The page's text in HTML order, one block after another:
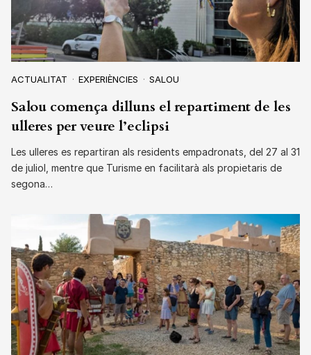
ACTUALITAT EXPERIÈNCIES SALOU
Salou comença dilluns el repartiment de les
ulleres per veure l’eclipsi
Les ulleres es repartiran als residents empadronats, del 27 al 31
de juliol, mentre que Turisme en facilitarà als propietaris de
segona…